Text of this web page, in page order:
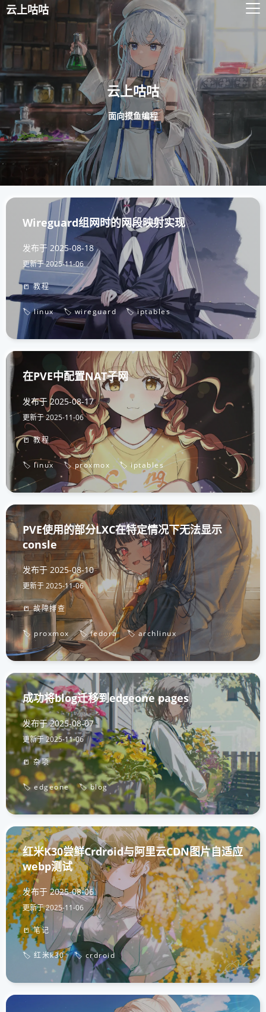
云上咕咕
云上咕咕
面向摸鱼编程
Wireguard组网时的网段映射实现
发布于 2025-08-18
更新于2025-11-06
📒 教程
🏷️ linux 🏷️ wireguard 🏷️ iptables
在PVE中配置NAT子网
发布于 2025-08-17
更新于2025-11-06
📒 教程
🏷️ linux 🏷️ proxmox 🏷️ iptables
PVE使用的部分LXC在特定情况下无法显示
consle
发布于 2025-08-10
更新于2025-11-06
📒 故障排查
🏷️ proxmox 🏷️ fedora 🏷️ archlinux
成功将blog迁移到edgeone pages
发布于 2025-08-07
更新于2025-11-06
📒 杂项
🏷️ edgeone 🏷️ blog
红米K30尝鲜Crdroid与阿里云CDN图片自适应
webp测试
发布于 2025-08-06
更新于2025-11-06
📒 笔记
🏷️ 红米k30 🏷️ crdroid